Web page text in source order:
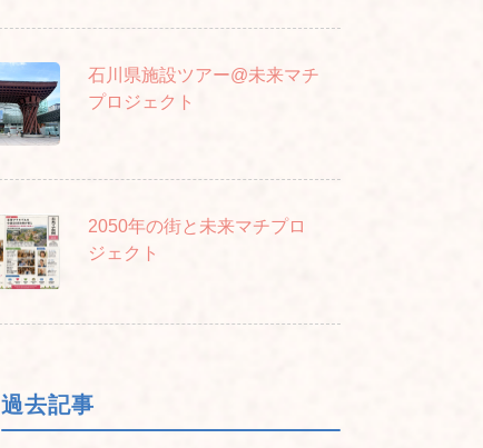
石川県施設ツアー@未来マチ
プロジェクト
2050年の街と未来マチプロ
ジェクト
過去記事